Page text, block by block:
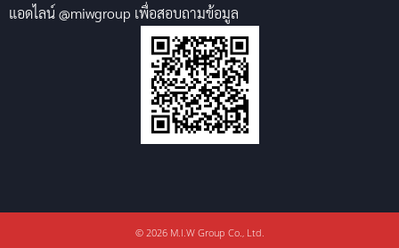
แอดไลน์ @miwgroup เพื่อสอบถามข้อมูล
© 2026 M.I.W Group Co., Ltd.